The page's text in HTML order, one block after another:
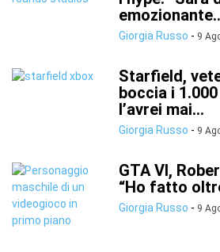
Giorgia Russo - 9
Starfield,
boccia i
l’avrei mai...
Giorgia Russo - 9
GTA VI,
“Ho fatto
Giorgia Russo - 9